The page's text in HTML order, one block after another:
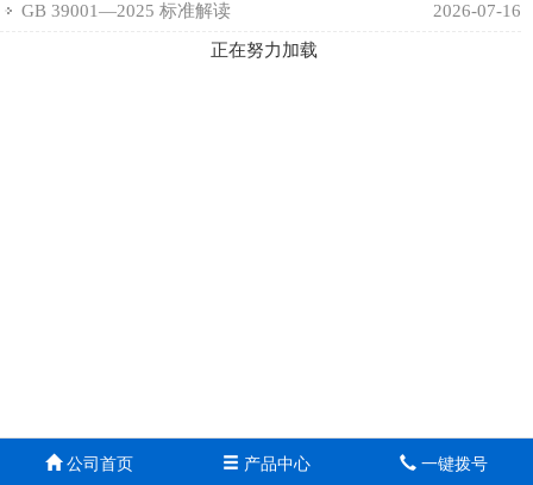
2026-07-16
GB 39001—2025 标准解读
正在努力加载
公司首页 产品中心 一键拨号